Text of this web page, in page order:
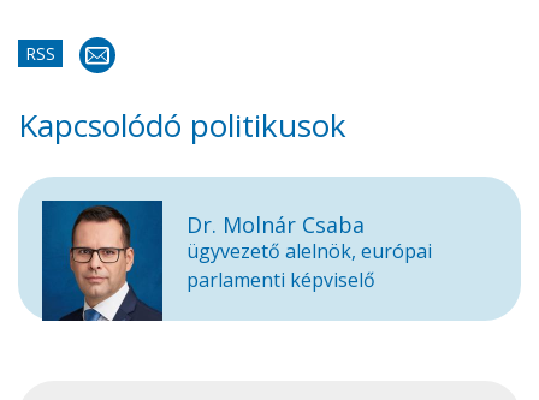
RSS
Kapcsolódó politikusok
Dr. Molnár Csaba
ügyvezető alelnök, európai
parlamenti képviselő